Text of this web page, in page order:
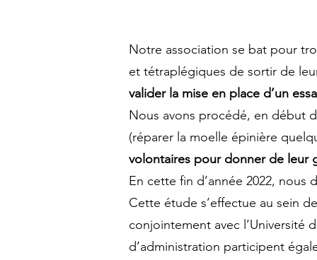
Notre association se bat pour
et tétraplégiques de sortir de
valider la mise en place d’un
Nous avons procédé, en début
(réparer la moelle épinière
volontaires pour donner de leur
En cette fin d’année 2022, nous
Cette étude s’effectue au sein de
conjointement avec l’Université
d’administration participent